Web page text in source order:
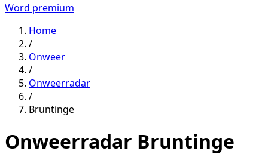
Word premium
Home
/
Onweer
/
Onweerradar
/
Bruntinge
Onweerradar Bruntinge